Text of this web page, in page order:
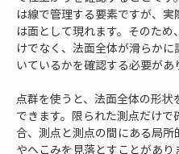
は線で管理する要素ですが、実
は面として現れます。そのため
けでなく、法面全体が滑らかに
いているかを確認する必要があ
点群を使うと、法面全体の形状
できます。限られた測点だけで
合、測点と測点の間にある局所
やへこみを見落とすことがあり